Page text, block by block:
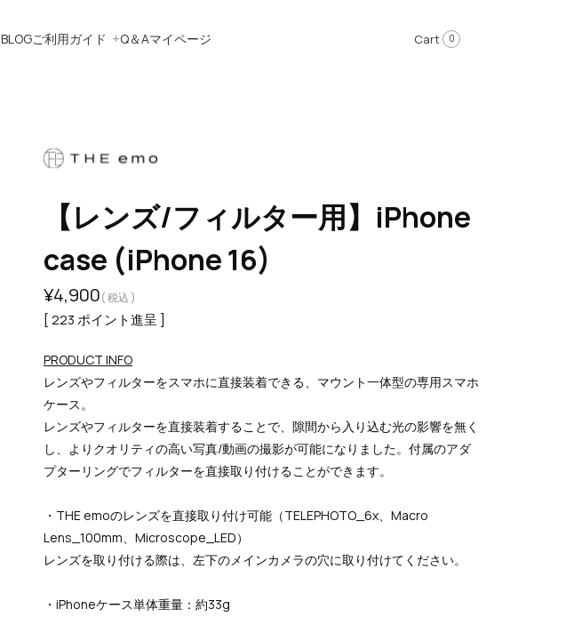
BLOGご利用ガイド Q＆Aマイページ Cart 0
【レンズ/フィルター用】iPhone
case (iPhone 16)
¥4,900 税込
[223ポイント進呈 ]
PRODUCT INFO
レンズやフィルターをスマホに直接装着できる、マウント一体型の専用スマホ
ケース。
レンズやフィルターを直接装着することで、隙間から入り込む光の影響を無く
し、よりクオリティの高い写真/動画の撮影が可能になりました。 付属のアダ
プターリングでフィルターを直接取り付けることができます。
・THE emoのレンズを直接取り付け可能（TELEPHOTO_6x、Macro
Lens_100mm、Microscope_LED）
レンズを取り付ける際は、左下のメインカメラの穴に取り付けてください。
・iPhoneケース単体重量：約33g